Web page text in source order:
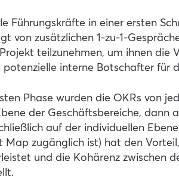
Führungskräfte in einer ersten
von zusätzlichen 1-zu-1-
teilzunehmen, um ihnen die
potenzielle interne Botschafter für
Phase wurden die OKRs von
der Geschäftsbereiche, dann
auf der individuellen
Map zugänglich ist) hat den
und die Kohärenz zwischen